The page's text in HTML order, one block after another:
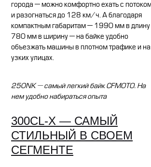
города — можно комфортно ехать с
и разогнаться до 128 км/ч. А благодаря
компактным габаритам — 1990 мм в длину
780 мм в ширину — на байке удобно
объезжать машины в плотном трафике и на
узких улицах.
250NK — самый легкий байк CFMOTO. На
нем удобно набираться опыта
300CL-X — САМЫЙ
СТИЛЬНЫЙ В СВОЕМ
СЕГМЕНТЕ